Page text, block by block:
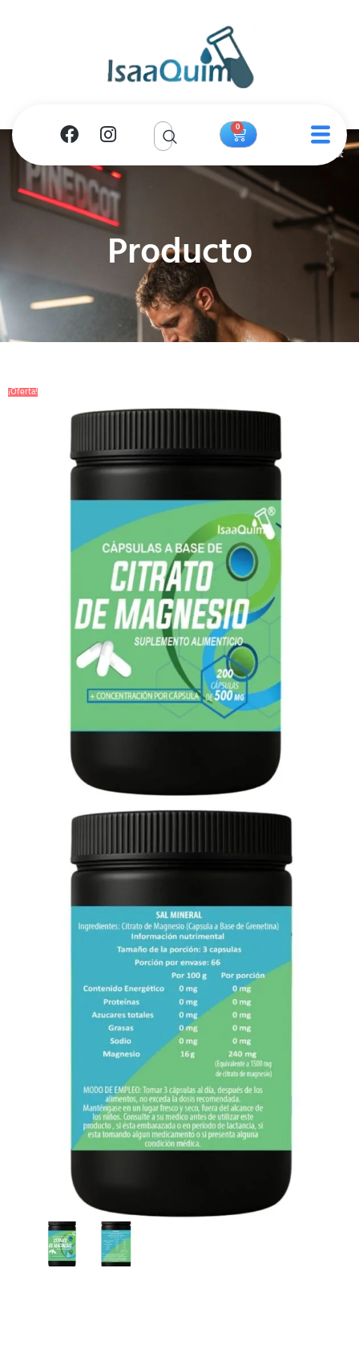
0
Producto
¡Oferta!